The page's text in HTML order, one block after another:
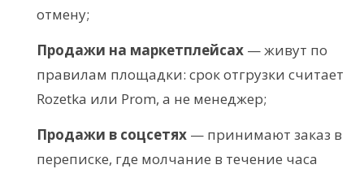
отмену;
Продажи на маркетплейсах — живут по
правилам площадки: срок отгрузки считает
Rozetka или Prom, а не менеджер;
Продажи в соцсетях — принимают заказ в
переписке, где молчание в течение часа